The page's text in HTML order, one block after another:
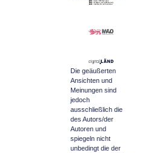
Die geäußerten
Ansichten und
Meinungen sind
jedoch
ausschließlich die
des Autors/der
Autoren und
spiegeln nicht
unbedingt die der